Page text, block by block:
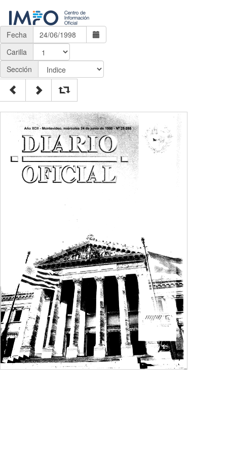
Fecha
Carilla
Sección